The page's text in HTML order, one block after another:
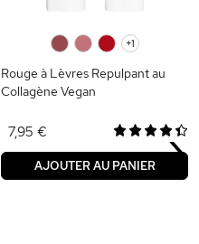
+1
Rouge à Lèvres Repulpant au
Collagène Vegan
7,95 €
AJOUTER AU PANIER ›